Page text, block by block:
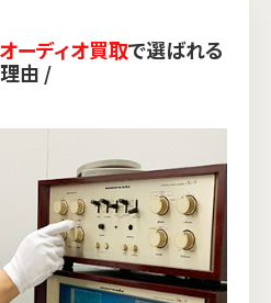
オーディオ買取で選ばれる
理由 /